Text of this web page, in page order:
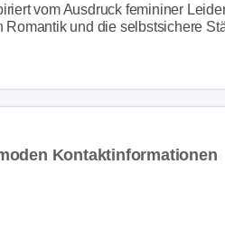
vom Ausdruck femininer
und die selbstsichere
Kontaktinformationen